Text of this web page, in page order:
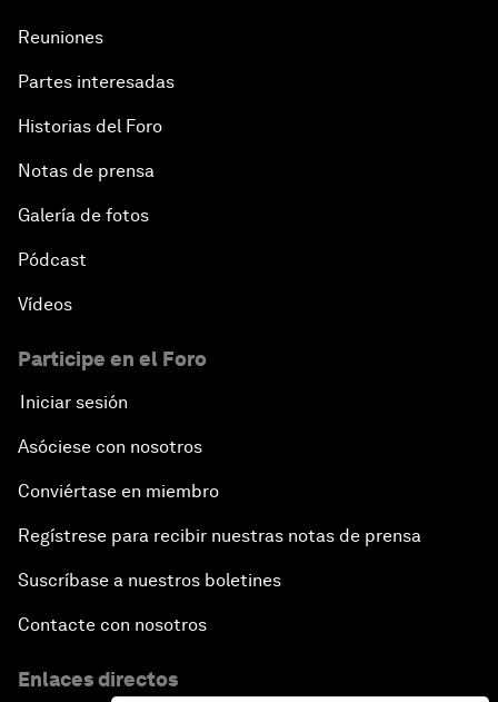
Reuniones
Partes interesadas
Historias del Foro
Notas de prensa
Galería de fotos
Pódcast
Vídeos
Participe en el Foro
Iniciar sesión
Asóciese con nosotros
Conviértase en miembro
Regístrese para recibir nuestras notas de prensa
Suscríbase a nuestros boletines
Contacte con nosotros
Enlaces directos